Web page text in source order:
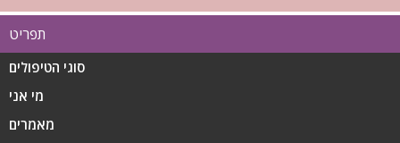
תפריט
סוגי הטיפולים
מי אני
מאמרים